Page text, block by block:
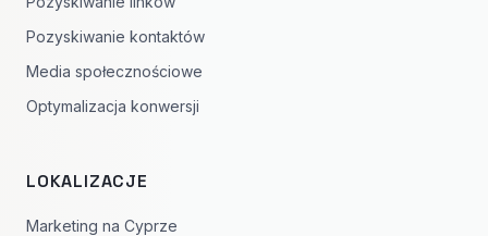
Pozyskiwanie kontaktów
Media społecznościowe
Optymalizacja konwersji
LOKALIZACJE
Marketing na Cyprze